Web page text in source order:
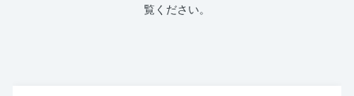
覧ください。